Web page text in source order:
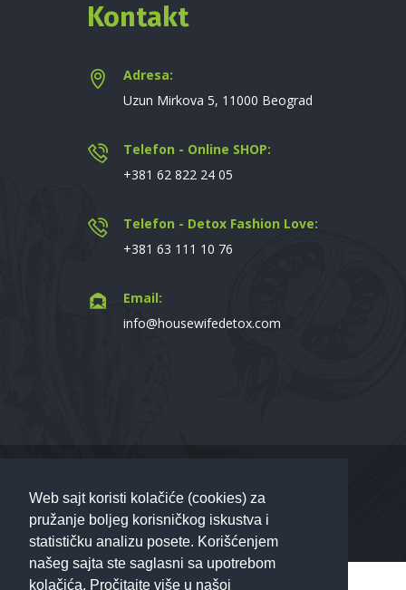
Web sajt koristi kolačiće (cookies) za
pružanje boljeg korisničkog iskustva i
statističku analizu posete. Korišćenjem
našeg sajta ste saglasni sa upotrebom
kolačića. Pročitajte više u našoj
Kontakt
Adresa:
Uzun Mirkova 5, 11000 Beograd
Telefon - Online SHOP:
+381 62 822 24 05
Telefon - Detox Fashion Love:
+381 63 111 10 76
Email:
info@housewifedetox.com